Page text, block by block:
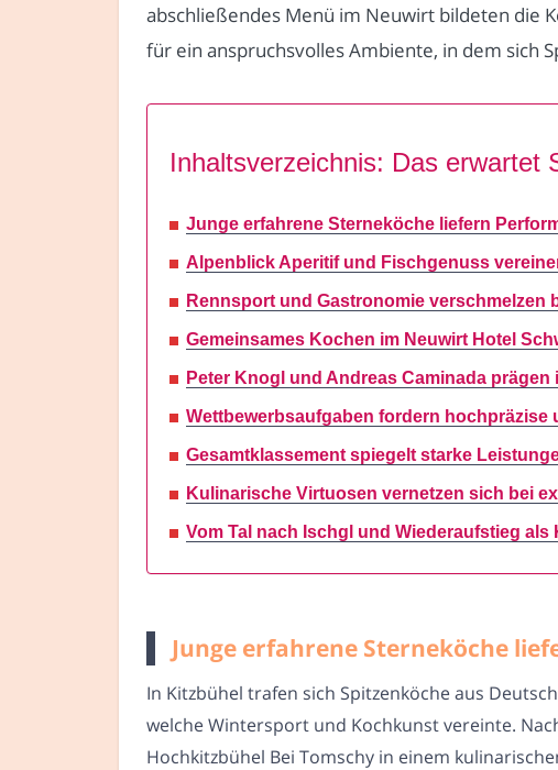
abschließendes Menü im Neuwirt bildeten die
für ein anspruchsvolles Ambiente, in dem sich
Inhaltsverzeichnis: Das erwartet
Junge erfahrene Sterneköche liefern
Alpenblick Aperitif und Fischgenuss
Rennsport und Gastronomie verschmelzen
Gemeinsames Kochen im Neuwirt Hotel
Peter Knogl und Andreas Caminada
Wettbewerbsaufgaben fordern
Gesamtklassement spiegelt starke
Kulinarische Virtuosen vernetzen sich bei
Vom Tal nach Ischgl und Wiederaufstieg
Junge erfahrene Sterneköche
In Kitzbühel trafen sich Spitzenköche aus
welche Wintersport und Kochkunst vereinte.
Hochkitzbühel Bei Tomschy in einem